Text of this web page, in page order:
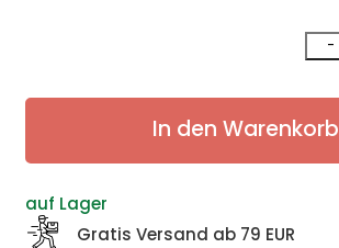
-
In den Warenkorb
auf Lager
Gratis Versand ab 79 EUR